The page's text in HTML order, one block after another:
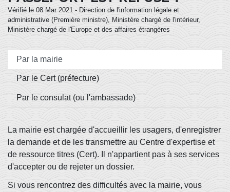
Vérifié le 08 Mar 2021 - Direction de l'information légale et
administrative (Première ministre), Ministère chargé de l'intérieur,
Ministère chargé de l'Europe et des affaires étrangères
Par la mairie
Par le Cert (préfecture)
Par le consulat (ou l'ambassade)
La mairie est chargée d'accueillir les usagers, d'enregistrer
la demande et de les transmettre au Centre d'expertise et
de ressource titres (Cert). Il n'appartient pas à ses services
d'accepter ou de rejeter un dossier.
Si vous rencontrez des difficultés avec la mairie, vous